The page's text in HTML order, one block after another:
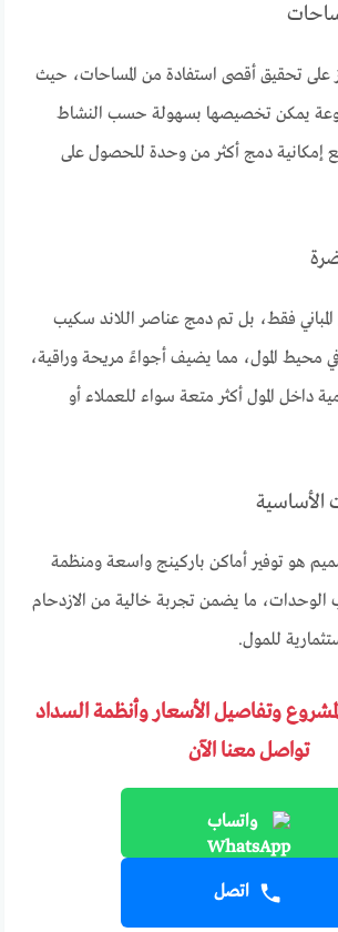
على تحقيق أقصى استفادة من المساحات، حيث
يمكن تخصيصها بسهولة حسب النشاط
إمكانية دمج أكثر من وحدة للحصول على
فقط، بل تم دمج عناصر اللاند سكيب
محيط المول، مما يضيف أجواءً مريحة وراقية،
داخل المول أكثر متعة سواء للعملاء أو
الأساسية
هو توفير أماكن باركينج واسعة ومنظمة
الوحدات، ما يضمن تجربة خالية من الازدحام
للمول.
المشروع وتفاصيل الأسعار وأنظمة السداد
تواصل معنا الآن
واتساب
اتصل